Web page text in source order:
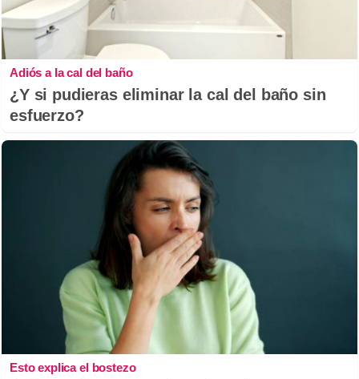
Adiós a la cal del baño
¿Y si pudieras eliminar la cal del baño sin
esfuerzo?
Esto explica el bostezo